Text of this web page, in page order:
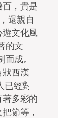
，貴是
還親自
文化風
的文
成。
狀西漢
已經對
多彩的
節等，